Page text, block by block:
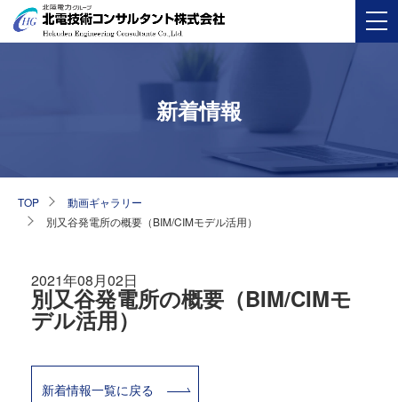
新着情報
TOP
動画ギャラリー
別又谷発電所の概要（BIM/CIMモデル活用）
2021年08月02日
別又谷発電所の概要（BIM/CIMモ
デル活用）
新着情報一覧に戻る